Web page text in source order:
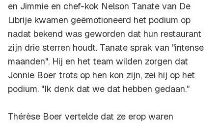
en Jimmie en chef-kok Nelson Tanate van De
Librije kwamen geëmotioneerd het podium op
nadat bekend was geworden dat hun restaurant
zijn drie sterren houdt. Tanate sprak van "intense
maanden". Hij en het team wilden zorgen dat
Jonnie Boer trots op hen kon zijn, zei hij op het
podium. "Ik denk dat we dat hebben gedaan."
Thérèse Boer vertelde dat ze erop waren